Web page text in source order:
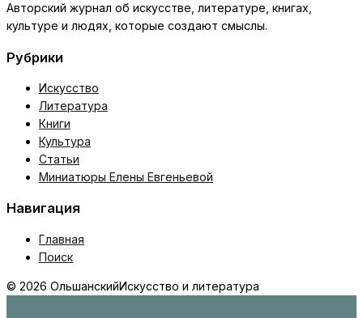
Авторский журнал об искусстве, литературе, книгах,
культуре и людях, которые создают смыслы.
Рубрики
Искусство
Литература
Книги
Культура
Статьи
Миниатюры Елены Евгеньевой
Навигация
Главная
Поиск
© 2026 ОльшанскийИскусство и литература